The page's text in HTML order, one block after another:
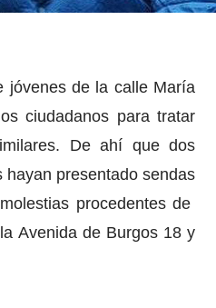
jóvenes de la calle María
ciudadanos para tratar
De ahí que dos
presentado sendas
procedentes de
Avenida de Burgos 18 y